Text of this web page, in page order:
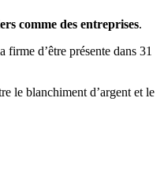
comme des entreprises.
d’être présente dans 31
le blanchiment d’argent et le